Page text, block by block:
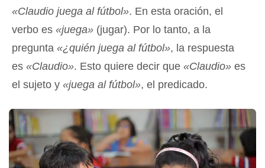
«Claudio juega al fútbol». En esta oración, el
verbo es «juega» (jugar). Por lo tanto, a la
pregunta «¿quién juega al fútbol», la respuesta
es «Claudio». Esto quiere decir que «Claudio» es
el sujeto y «juega al fútbol», el predicado.